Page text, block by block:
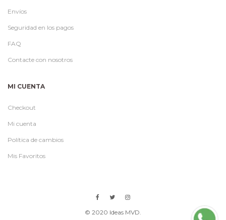
Envíos
Seguridad en los pagos
FAQ
Contacte con nosotros
MI CUENTA
Checkout
Mi cuenta
Política de cambios
Mis Favoritos
© 2020 Ideas MVD.